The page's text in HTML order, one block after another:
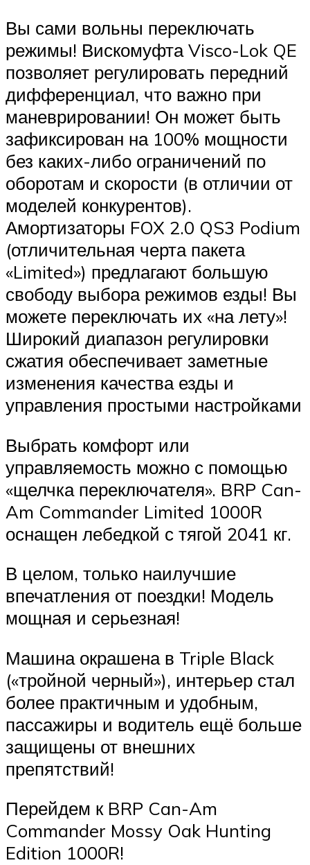
Вы сами вольны переключать
режимы! Вискомуфта Visco-Lok QE
позволяет регулировать передний
дифференциал, что важно при
маневрировании! Он может быть
зафиксирован на 100% мощности
без каких-либо ограничений по
оборотам и скорости (в отличии от
моделей конкурентов).
Амортизаторы FOX 2.0 QS3 Podium
(отличительная черта пакета
«Limited») предлагают большую
свободу выбора режимов езды! Вы
можете переключать их «на лету»!
Широкий диапазон регулировки
сжатия обеспечивает заметные
изменения качества езды и
управления простыми настройками
Выбрать комфорт или
управляемость можно с помощью
«щелчка переключателя». BRP Can-
Am Commander Limited 1000R
оснащен лебедкой с тягой 2041 кг.
В целом, только наилучшие
впечатления от поездки! Модель
мощная и серьезная!
Машина окрашена в Triple Black
(«тройной черный»), интерьер стал
более практичным и удобным,
пассажиры и водитель ещё больше
защищены от внешних
препятствий!
Перейдем к BRP Can-Am
Commander Mossy Oak Hunting
Edition 1000R!